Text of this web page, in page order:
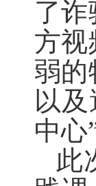
了
方视
弱的
以
中心
此